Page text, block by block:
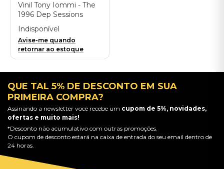
Vinil Tony Iommi - The
1996 Dep Sessions
Featuring Glenn
Hughes (LP) -
Importado
Indisponível
Avise-me quando
retornar ao estoque
QUE TAL 5% DE DESCONTO EM SUA
PRIMEIRA COMPRA?
Assinando a newsletter você recebe um cupom de 5%, novidades,
ofertas e muito mais!
*Desconto não acumulativo com outras promoções.
O cupom de desconto estará na caixa de entrada do seu email dentro de
24 horas.